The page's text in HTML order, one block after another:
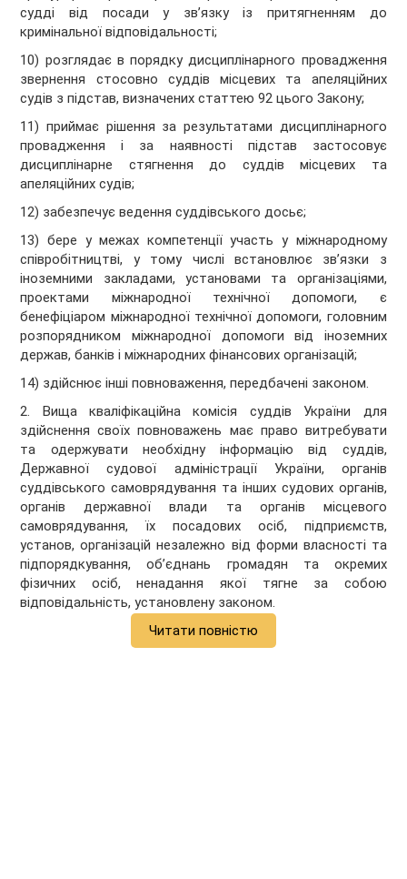
судді від посади у зв’язку із притягненням до
кримінальної відповідальності;
10) розглядає в порядку дисциплінарного провадження
звернення стосовно суддів місцевих та апеляційних
судів з підстав, визначених статтею 92 цього Закону;
11) приймає рішення за результатами дисциплінарного
провадження і за наявності підстав застосовує
дисциплінарне стягнення до суддів місцевих та
апеляційних судів;
12) забезпечує ведення суддівського досьє;
13) бере у межах компетенції участь у міжнародному
співробітництві, у тому числі встановлює зв’язки з
іноземними закладами, установами та організаціями,
проектами міжнародної технічної допомоги, є
бенефіціаром міжнародної технічної допомоги, головним
розпорядником міжнародної допомоги від іноземних
держав, банків і міжнародних фінансових організацій;
14) здійснює інші повноваження, передбачені законом.
2. Вища кваліфікаційна комісія суддів України для
здійснення своїх повноважень має право витребувати
та одержувати необхідну інформацію від суддів,
Державної судової адміністрації України, органів
суддівського самоврядування та інших судових органів,
органів державної влади та органів місцевого
самоврядування, їх посадових осіб, підприємств,
установ, організацій незалежно від форми власності та
підпорядкування, об’єднань громадян та окремих
фізичних осіб, ненадання якої тягне за собою
відповідальність, установлену законом.
Читати повністю